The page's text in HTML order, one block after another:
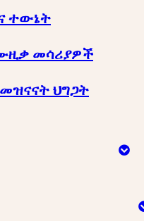
ተውኔት
መሳሪያዎች
ህግጋት